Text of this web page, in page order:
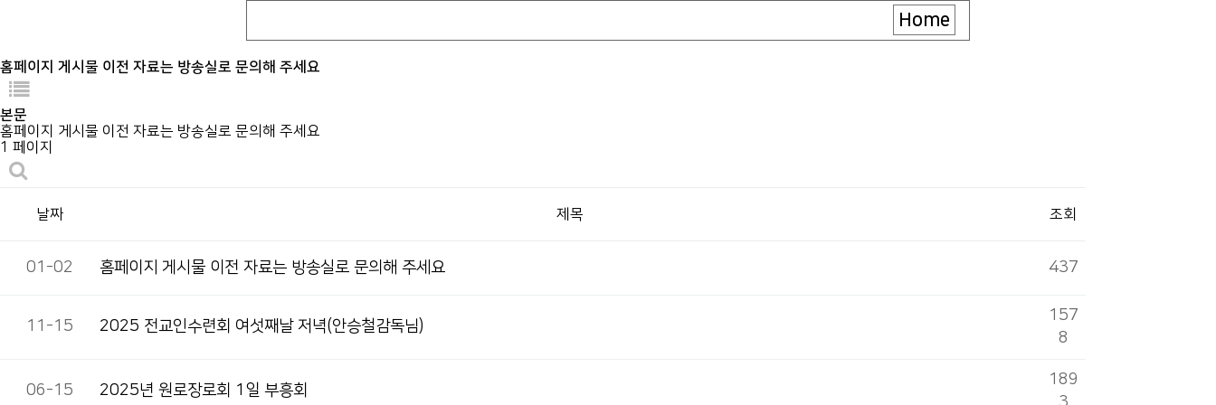
Home
홈페이지 게시물 이전 자료는 방송실로 문의해 주세요
본문
홈페이지 게시물 이전 자료는 방송실로 문의해 주세요
1 페이지
날짜 제목 조회
01-02 홈페이지 게시물 이전 자료는 방송실로 문의해 주세요 437
11-15 2025 전교인수련회 여섯째날 저녁(안승철감독님)
157
8
06-15 2025년 원로장로회 1일 부흥회
189